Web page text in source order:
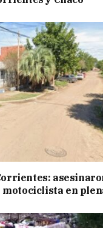
motociclista en